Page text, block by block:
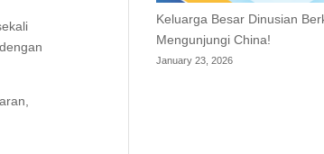
Keluarga Besar Dinusian
Mengunjungi China!
January 23, 2026